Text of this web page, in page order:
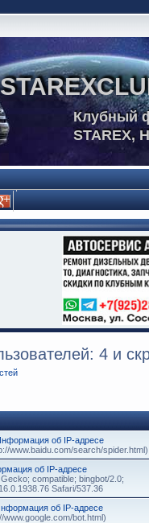
Клубный
STAREX,
4 и
об IP-адресе
www.baidu.com/search/spider.html)
об IP-адресе
compatible; bingbot/2.0;
Safari/537.36
об IP-адресе
www.google.com/bot.html)